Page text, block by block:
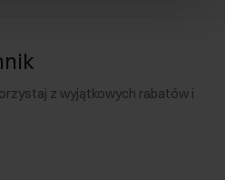
z wyjątkowych rabatów i